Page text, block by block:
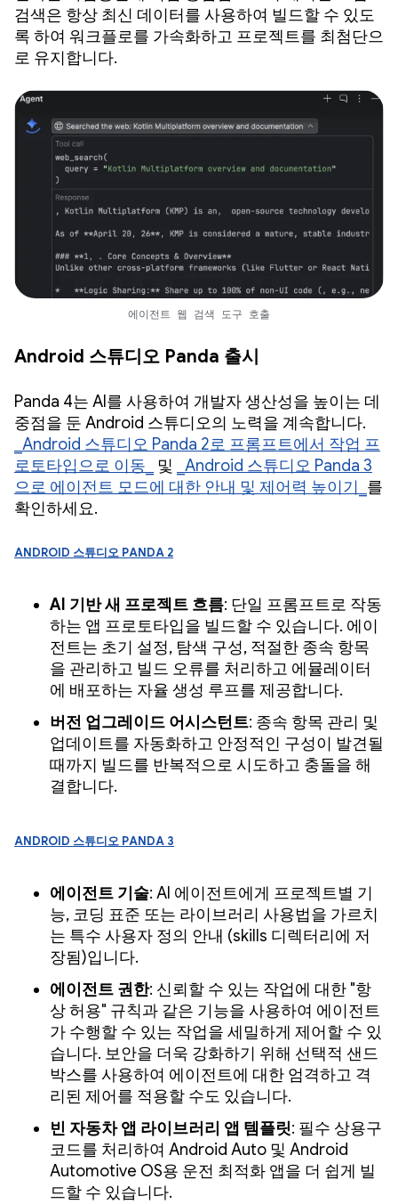
검색은 항상 최신 데이터를 사용하여 빌드할 수 있도
록 하여 워크플로를 가속화하고 프로젝트를 최첨단으
로 유지합니다.
에이전트 웹 검색 도구 호출
Android 스튜디오 Panda 출시
Panda 4는 AI를 사용하여 개발자 생산성을 높이는 데
중점을 둔 Android 스튜디오의 노력을 계속합니다.
_Android 스튜디오 Panda 2로 프롬프트에서 작업 프
로토타입으로 이동_
및
_Android 스튜디오 Panda 3
으로 에이전트 모드에 대한 안내 및 제어력 높이기_ 를
확인하세요.
Android 스튜디오 Panda 2
AI 기반 새 프로젝트 흐름: 단일 프롬프트로 작동
하는 앱 프로토타입을 빌드할 수 있습니다. 에이
전트는 초기 설정, 탐색 구성, 적절한 종속 항목
을 관리하고 빌드 오류를 처리하고 에뮬레이터
에 배포하는 자율 생성 루프를 제공합니다.
버전 업그레이드 어시스턴트: 종속 항목 관리 및
업데이트를 자동화하고 안정적인 구성이 발견될
때까지 빌드를 반복적으로 시도하고 충돌을 해
결합니다.
Android 스튜디오 Panda 3
에이전트 기술: AI 에이전트에게 프로젝트별 기
능, 코딩 표준 또는 라이브러리 사용법을 가르치
는 특수 사용자 정의 안내 (skills 디렉터리에 저
장됨)입니다.
에이전트 권한: 신뢰할 수 있는 작업에 대한 "항
상 허용" 규칙과 같은 기능을 사용하여 에이전트
가 수행할 수 있는 작업을 세밀하게 제어할 수 있
습니다. 보안을 더욱 강화하기 위해 선택적 샌드
박스를 사용하여 에이전트에 대한 엄격하고 격
리된 제어를 적용할 수도 있습니다.
빈 자동차 앱 라이브러리 앱 템플릿: 필수 상용구
코드를 처리하여 Android Auto 및 Android
Automotive OS용 운전 최적화 앱을 더 쉽게 빌
드할 수 있습니다.